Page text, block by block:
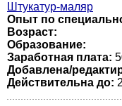
Штукатур-маляр
Опыт по
Возраст:
Образование:
Заработная плата:
Добавлена/
Действительна до: